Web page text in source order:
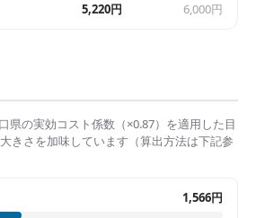
5,220円 6,000円
県の実効コスト係数（×0.87）を適用した目
きさを加味しています（算出方法は下記参
1,566円